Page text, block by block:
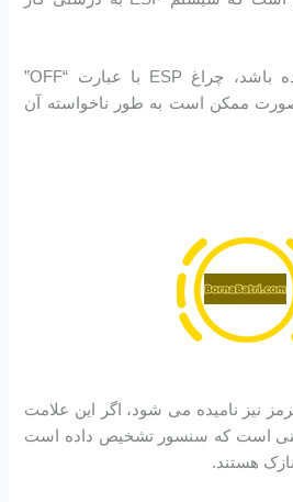
اگر سیستم غیرفعال شده باشد، چراغ ESP با عبارت “OFF”
ممکن است به طور ناخواسته آن
نیز نامیده می شود، اگر این علامت
است که سنسور تشخیص داده است
هستند.